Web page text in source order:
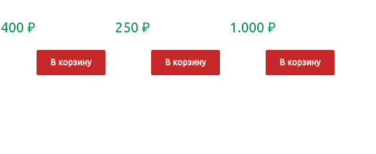
400₽
В корзину
250 ₽
В корзину
1.000 ₽
В корзину